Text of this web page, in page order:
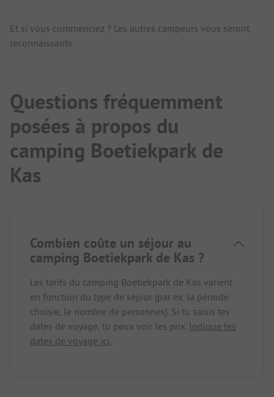
Et si vous commenciez ? Les autres campeurs vous seront
reconnaissants.
Questions fréquemment
posées à propos du
camping Boetiekpark de
Kas
Combien coûte un séjour au
camping Boetiekpark de Kas ?
Les tarifs du camping Boetiekpark de Kas varient
en fonction du type de séjour (par ex. la période
choisie, le nombre de personnes). Si tu saisis tes
dates de voyage, tu peux voir les prix. Indique tes
dates de voyage ici.